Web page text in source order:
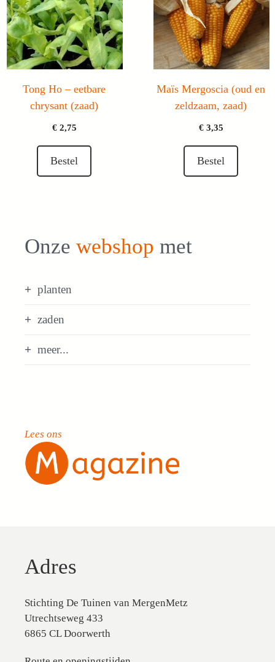
Tong Ho – eetbare
chrysant (zaad)
€2,75
Bestel
Maïs Mergoscia (oud en
zeldzaam, zaad)
€3,35
Bestel
Onze webshop met
planten
zaden
meer...
Lees ons
Adres
Stichting De Tuinen van MergenMetz
Utrechtseweg 433
6865 CL Doorwerth